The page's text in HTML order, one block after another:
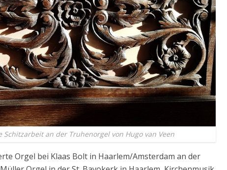
Schitzarbeit an der Truhenorgel von Hugo van Veen
Orgel bei Klaas Bolt in Haarlem/Amsterdam an der